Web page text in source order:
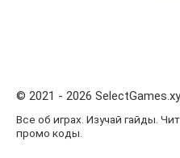
© 2021 - 2026
Все об играх. Изучай гайды.
промо коды.